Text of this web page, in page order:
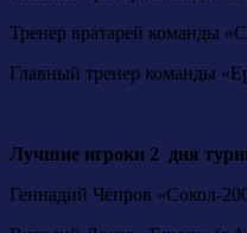
Тренер вратарей команды
Главный тренер команды
Лучшие игроки 2 дня
Геннадий Чепров «Сокол-